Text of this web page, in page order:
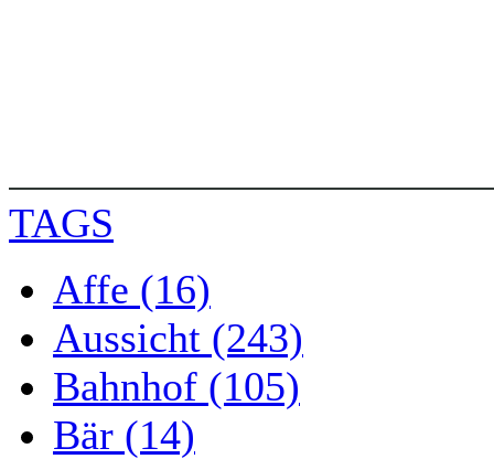
TAGS
Affe (16)
Aussicht (243)
Bahnhof (105)
Bär (14)